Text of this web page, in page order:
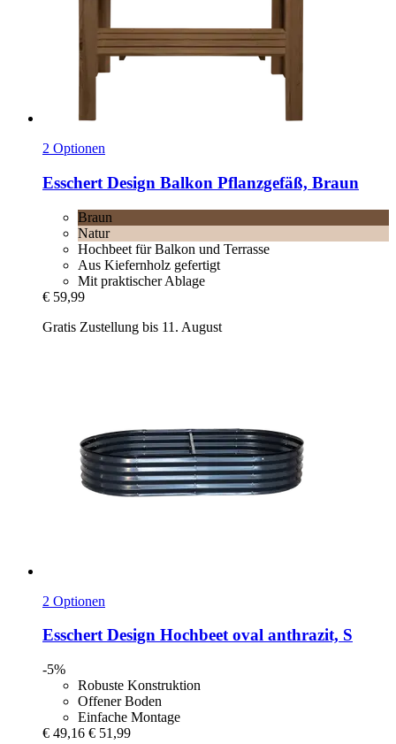
2 Optionen
Esschert Design Balkon Pflanzgefäß, Braun
Braun
Natur
Hochbeet für Balkon und Terrasse
Aus Kiefernholz gefertigt
Mit praktischer Ablage
€ 59,99
Gratis Zustellung bis 11. August
2 Optionen
Esschert Design Hochbeet oval anthrazit, S
-5%
Robuste Konstruktion
Offener Boden
Einfache Montage
€ 49,16 € 51,99